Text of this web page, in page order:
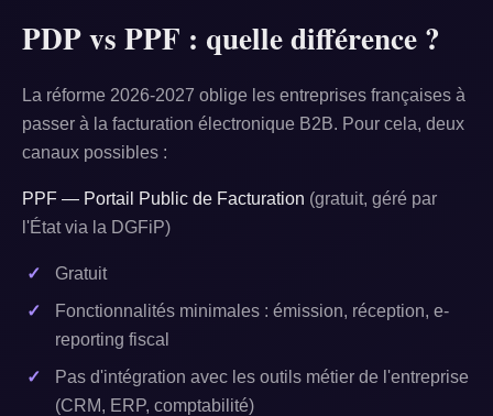
PDP vs PPF : quelle différence ?
La réforme 2026-2027 oblige les entreprises françaises à
passer à la facturation électronique B2B. Pour cela, deux
canaux possibles :
PPF — Portail Public de Facturation (gratuit, géré par
l'État via la DGFiP)
Gratuit
Fonctionnalités minimales : émission, réception, e-
reporting fiscal
Pas d'intégration avec les outils métier de l'entreprise
(CRM, ERP, comptabilité)